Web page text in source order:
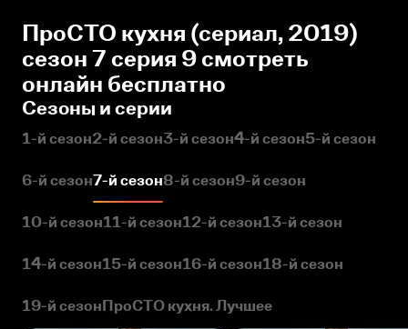
ПроСТО кухня (сериал, 2019)
сезон 7 серия 9 смотреть
онлайн бесплатно
Сезоны и серии
1-й сезон2-й сезон3-й сезон4-й сезон5-й сезон
6-й сезон7-й сезон8-й сезон9-й сезон
10-й сезон11-й сезон12-й сезон13-й сезон
14-й сезон15-й сезон16-й сезон18-й сезон
19-й сезонПроСТО кухня. Лучшее